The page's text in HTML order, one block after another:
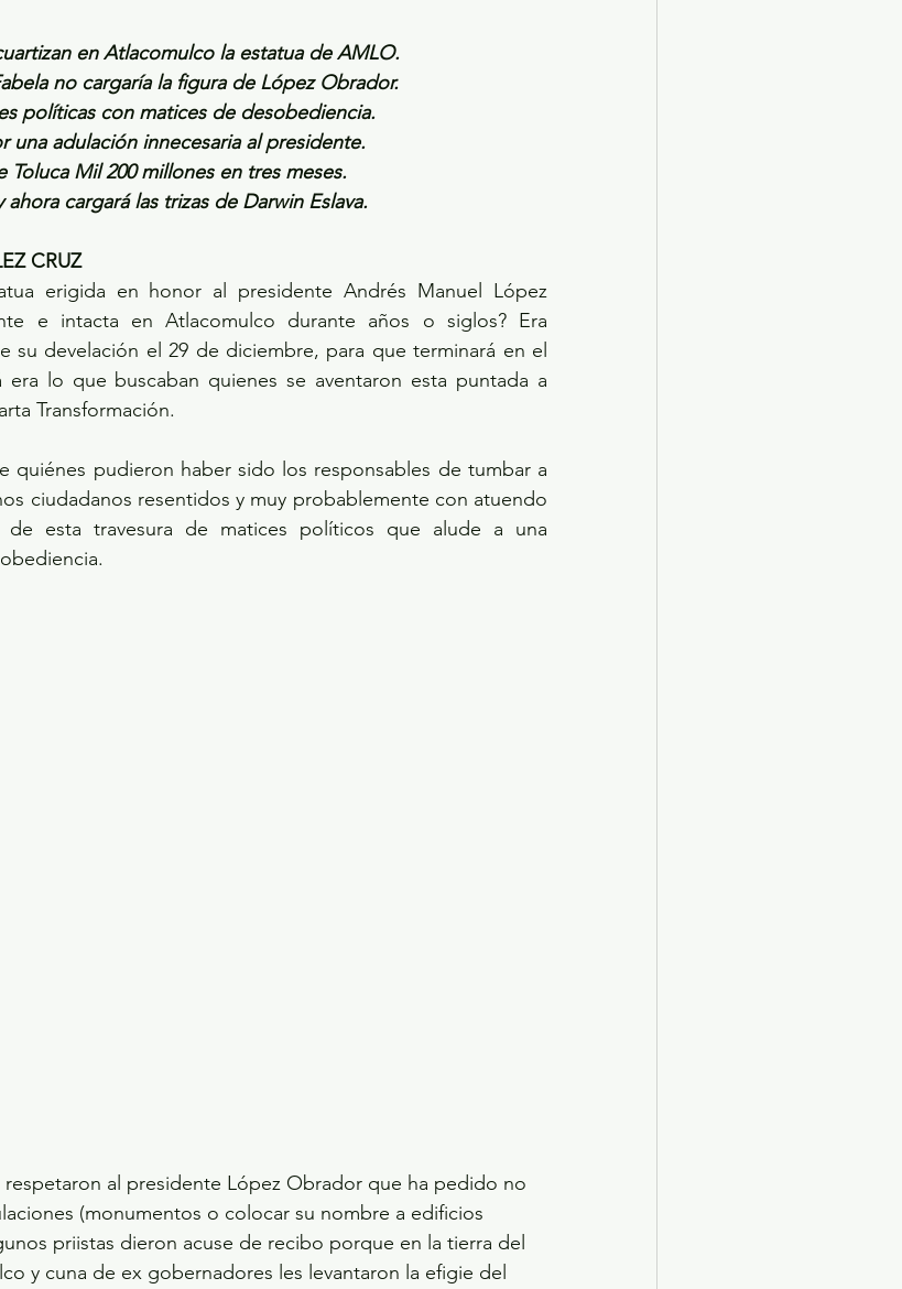
en Atlacomulco la estatua de AMLO.
no cargaría la figura de López Obrador.
políticas con matices de desobediencia.
una adulación innecesaria al presidente.
Toluca Mil 200 millones en tres meses.
cargará las trizas de Darwin Eslava.
CRUZ
erigida en honor al presidente Andrés Manuel López
e intacta en Atlacomulco durante años o siglos? Era
su develación el 29 de diciembre, para que terminará en el
era lo que buscaban quienes se aventaron esta puntada a
Transformación.
quiénes pudieron haber sido los responsables de tumbar a
ciudadanos resentidos y muy probablemente con atuendo
de esta travesura de matices políticos que alude a una
al presidente López Obrador que ha pedido no
(monumentos o colocar su nombre a edificios
priistas dieron acuse de recibo porque en la tierra del
y cuna de ex gobernadores les levantaron la efigie del